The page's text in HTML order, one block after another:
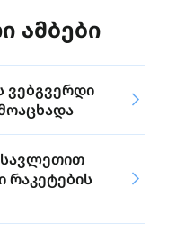
ამბები
ვებგვერდი
რაკეტების